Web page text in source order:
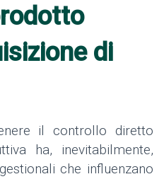
di
il controllo diretto
ha, inevitabilmente,
che influenzano